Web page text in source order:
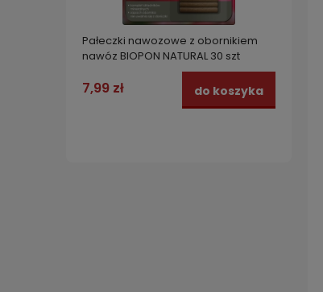
Pałeczki nawozowe z obornikiem
nawóz BIOPON NATURAL 30 szt
7,99 zł do koszyka